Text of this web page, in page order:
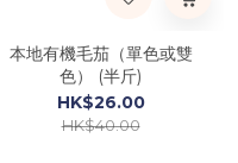
本地有機毛茄（單色或雙
色） (半斤)
HK$26.00
HK$40.00